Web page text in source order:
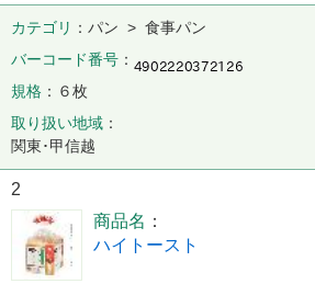
カテゴリ
パン > 食事パン
バーコード番号
規格
６枚
取り扱い地域
関東･甲信越
2
商品名
ハイトースト